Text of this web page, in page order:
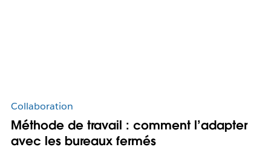
Collaboration
Méthode de travail : comment l’adapter
avec les bureaux fermés